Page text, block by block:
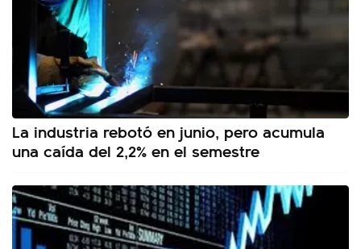
La industria rebotó en junio, pero acumula
una caída del 2,2% en el semestre